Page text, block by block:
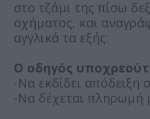
στο τζάμι της πίσω
οχήματος, και
αγγλικά τα εξής:
Ο οδηγός
-Να εκδίδει απόδειξη
-Να δέχεται πληρωμή